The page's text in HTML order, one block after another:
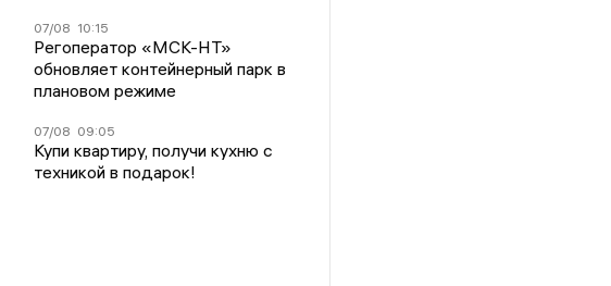
07/08 10:15
Регоператор «МСК-НТ»
обновляет контейнерный парк в
плановом режиме
07/08 09:05
Купи квартиру, получи кухню с
техникой в подарок!